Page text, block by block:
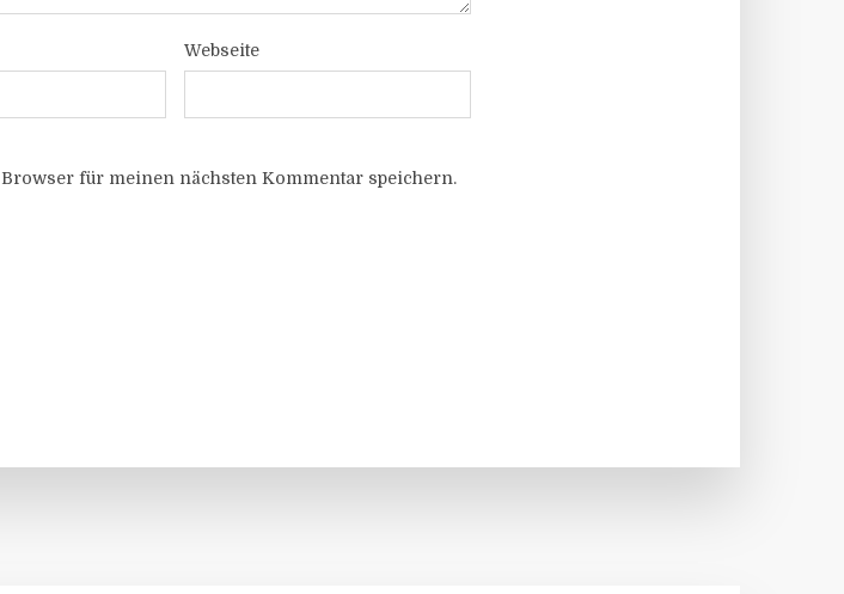
Webseite
für meinen nächsten Kommentar speichern.